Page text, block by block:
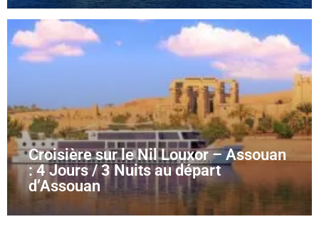
Croisière sur le Nil Louxor – Assouan
: 4 Jours / 3 Nuits au départ
d’Assouan